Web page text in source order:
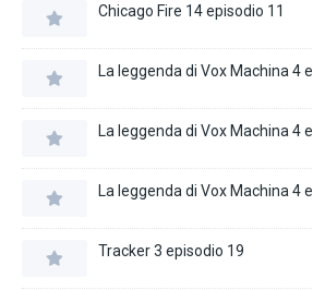
Chicago Fire 14 episodio 11
La leggenda di Vox Machina 4
La leggenda di Vox Machina 4
La leggenda di Vox Machina 4
Tracker 3 episodio 19